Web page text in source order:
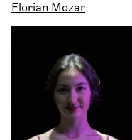
Florian Mozar